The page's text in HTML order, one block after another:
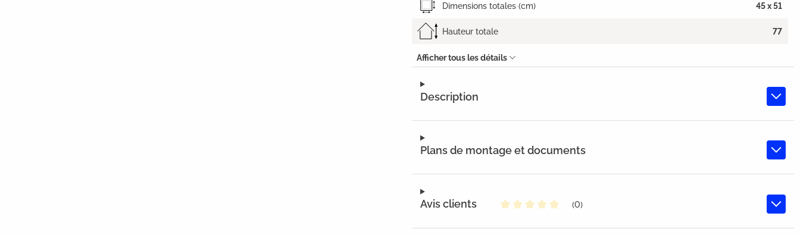
Description
Plans de montage et documents
Avis clients
(0)
Dimensions totales (cm) 45 x 51
Hauteur totale 77
Afficher tous les détails